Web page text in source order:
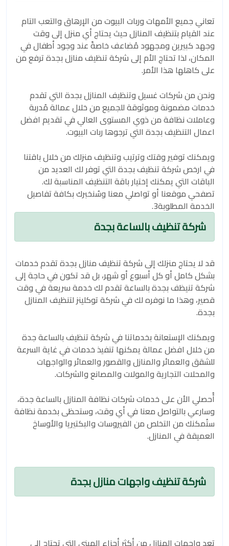
تعاني جميع الأمهات وربات البيوت من الإرهاق والتعب التام
عند القيام بتنظيف المنازل حيث يحتاج أي منزل إلى وقت
وجهد كبيرين ومجهود مُضاعف خاصةً عند وجود أطفال في
المكان، لذا تحتاج الأم إلى شركة تنظيف منازل بجدة ترفع من
على كاهلها هذا الأمر.
ونحن من شركات غسيل وتنظيف المنازل بجدة التي تقدم
خدمات مضمونة وموثوقة للجميع من خلال عمالة مُدربة
وعاملات نظافة من ذوي المستوى العالي في تقديم افضل
اعمال التنظيف بجدة التي ترجوها ربات البيوت.
ويمكنك توفير وقتك وترتيب وتنظيف منزلك من خلال باقتنا
في ارخص شركة تنظيف بجدة التي توفر لك العديد من
الباقات التي يمكنك إختيار باقة التنظيف المناسبة لك.
تصفحي موقعنا أو تواصلي معنا وسُنخبرك بكافة تفاصيل
الخدمة المطلوبة3.
شركة تنظيف بالساعة بجدة
قد لا يحتاج منزلك إلى شركة تنظيف منازل بجدة تقدم خدمات
بشكل كامل أو كل أسبوع أو شهر، بل قد تكون في حاجة إلى
شركة تنيظف بجدة بالساعة تقدم لك خدمة سريعة في وقت
قصير، وهذا ما نوفره لك في شركة توكلينز لتنظيف المنازل
بجدة.
ويمكنك الإستعانة بخدماتنا في شركة تنظيف بالساعة جدة
من خلال افضل عمالة يمكنها تنفيذ خدمات في غاية السرعة
للشقق والعمائر والمنازل والقصور والعمائر والواجهات
والمحلات التجارية والمولات والمصانع والشركات.
أُحصلي الأن على خدمات شركات نظافة المنازل بالساعة جدة،
وسارعي بالتواصل معنا في أي وقت، وستحظى بخدمة نظافة
ستُمكنك من التخلص من الفيروسات والبكتيريا والأوساخ
العميقة في المنازل.
شركة تنظيف واجهات منازل بجدة
تعد واجهات المنازل من أكثر أجزاء المبنى التي تحتاج إلى